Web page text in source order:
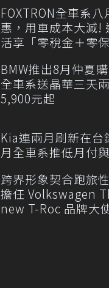
FOXTRON全車系八
惠，用車成本大減!
活享「零稅金＋零
BMW推出8月仲夏
全車系送晶華三天
5,900元起
Kia連兩月刷新在台
月全車系推低月付
跨界形象契合跑旅
擔任 Volkswagen
new T-Roc 品牌大